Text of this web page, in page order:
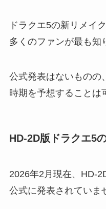
ドラクエ5の新リメイ
多くのファンが最も知
公式発表はないものの
時期を予想することは
HD-2D版ドラクエ5
2026年2月現在、HD-
公式に発表されていま